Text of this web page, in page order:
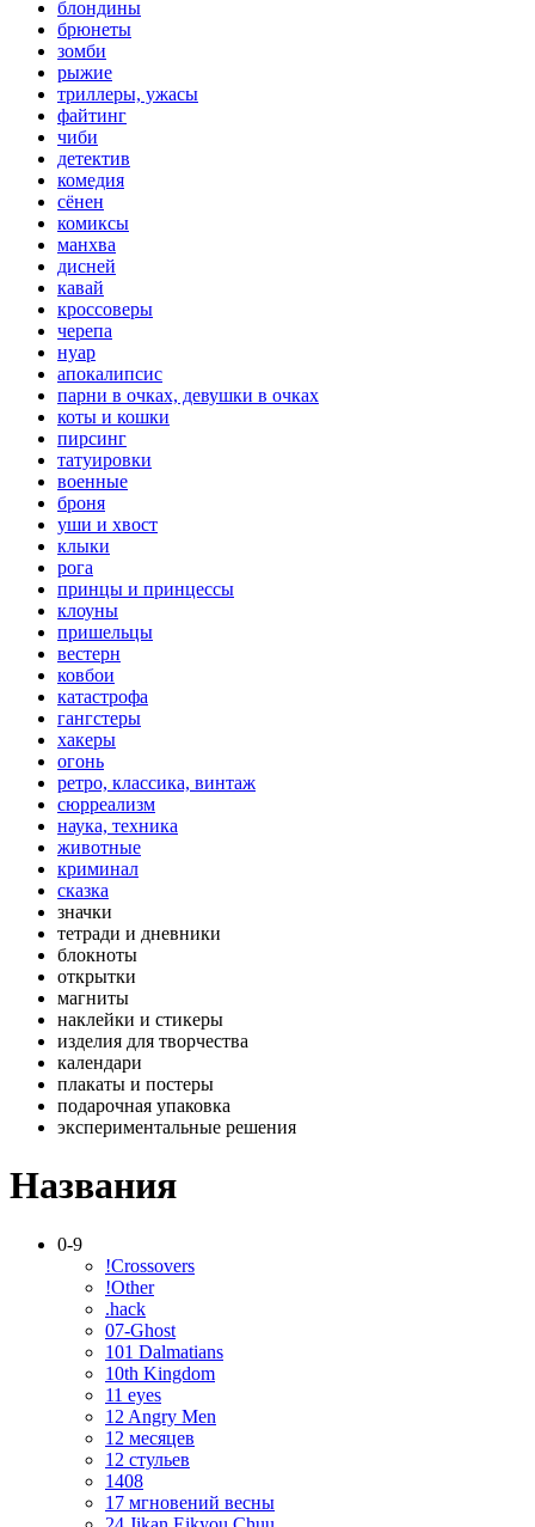
блондины
брюнеты
зомби
рыжие
триллеры, ужасы
файтинг
чиби
детектив
комедия
сёнен
комиксы
манхва
дисней
кавай
кроссоверы
черепа
нуар
апокалипсис
парни в очках, девушки в очках
коты и кошки
пирсинг
татуировки
военные
броня
уши и хвост
клыки
рога
принцы и принцессы
клоуны
пришельцы
вестерн
ковбои
катастрофа
гангстеры
хакеры
огонь
ретро, классика, винтаж
сюрреализм
наука, техника
животные
криминал
сказка
значки
тетради и дневники
блокноты
открытки
магниты
наклейки и стикеры
изделия для творчества
календари
плакаты и постеры
подарочная упаковка
экспериментальные решения
Названия
0-9
!Crossovers
!Other
.hack
07-Ghost
101 Dalmatians
10th Kingdom
11 eyes
12 Angry Men
12 месяцев
12 стульев
1408
17 мгновений весны